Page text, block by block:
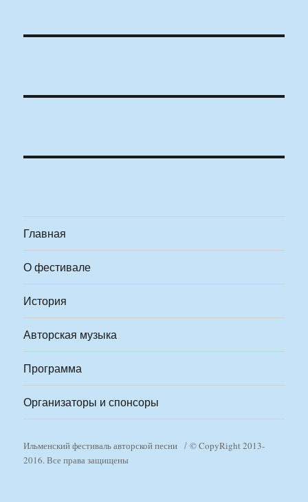
Главная
О фестивале
История
Авторская музыка
Программа
Организаторы и спонсоры
Ильменский фестиваль авторской песни
© CopyRight 2013-
2016. Все права защищены